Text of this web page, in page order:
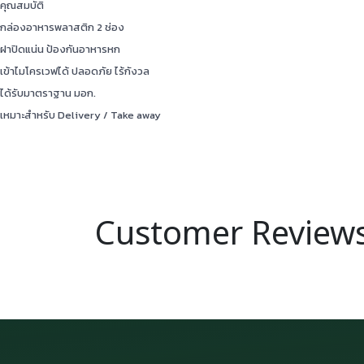
คุณสมบัติ
กล่องอาหารพลาสติก 2 ช่อง
ฝาปิดแน่น ป้องกันอาหารหก
เข้าไมโครเวฟได้ ปลอดภัย ไร้กังวล
ได้รับมาตราฐาน มอก.
เหมาะสำหรับ Delivery / Take away
Customer